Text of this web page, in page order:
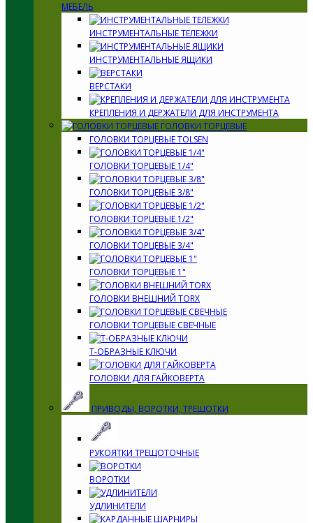
МЕБЕЛЬ
ИНСТРУМЕНТАЛЬНЫЕ ТЕЛЕЖКИ
ИНСТРУМЕНТАЛЬНЫЕ ЯЩИКИ
ВЕРСТАКИ
КРЕПЛЕНИЯ И ДЕРЖАТЕЛИ ДЛЯ ИНСТРУМЕНТА
ГОЛОВКИ ТОРЦЕВЫЕ
ГОЛОВКИ ТОРЦЕВЫЕ TOLSEN
ГОЛОВКИ ТОРЦЕВЫЕ 1/4"
ГОЛОВКИ ТОРЦЕВЫЕ 3/8"
ГОЛОВКИ ТОРЦЕВЫЕ 1/2"
ГОЛОВКИ ТОРЦЕВЫЕ 3/4"
ГОЛОВКИ ТОРЦЕВЫЕ 1"
ГОЛОВКИ ВНЕШНИЙ TORX
ГОЛОВКИ ТОРЦЕВЫЕ СВЕЧНЫЕ
Т-ОБРАЗНЫЕ КЛЮЧИ
ГОЛОВКИ ДЛЯ ГАЙКОВЕРТА
ПРИВОДЫ, ВОРОТКИ, ТРЕЩОТКИ
РУКОЯТКИ ТРЕЩОТОЧНЫЕ
ВОРОТКИ
УДЛИНИТЕЛИ